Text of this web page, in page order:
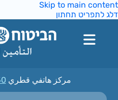
Skip to main
לתפריט תחתון
مركز هاتفي قطري